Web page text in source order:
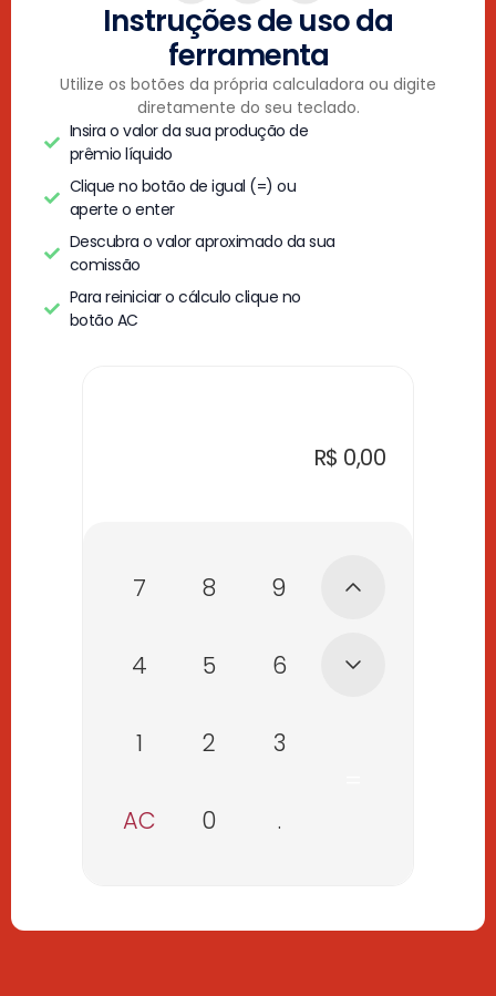
Instruções de uso da
ferramenta
Utilize os botões da própria calculadora ou digite
diretamente do seu teclado.
Insira o valor da sua produção de
prêmio líquido
Clique no botão de igual (=) ou
aperte o enter
Descubra o valor aproximado da sua
comissão
Para reiniciar o cálculo clique no
botão AC
7 8 9
4 5 6
1 2 3
AC 0 .